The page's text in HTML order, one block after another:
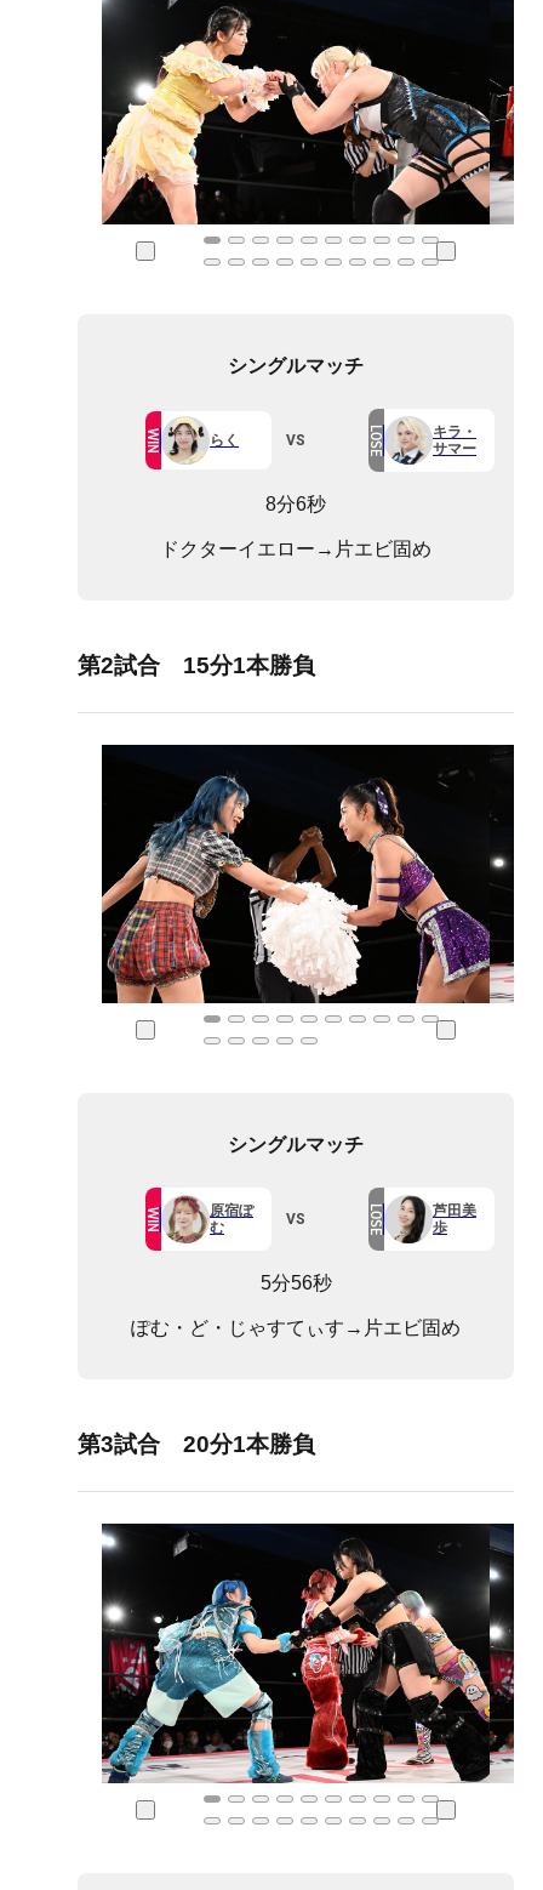
シングルマッチ
WIN らく VS LOSE
キラ・
サマー
8分6秒
ドクターイエロー→片エビ固め
第2試合 15分1本勝負
シングルマッチ
WIN
原宿ぽ
む
VS LOSE
芦田美
歩
5分56秒
ぽむ・ど・じゃすてぃす→片エビ固め
第3試合 20分1本勝負